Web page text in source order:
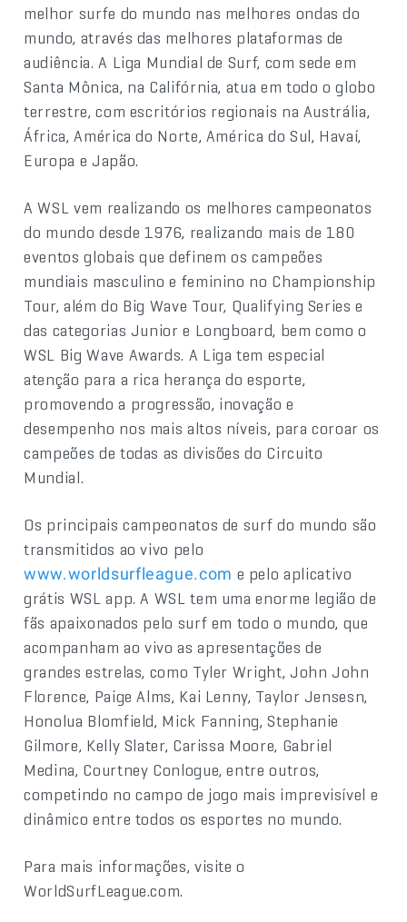
melhor surfe do mundo nas melhores ondas do
mundo, através das melhores plataformas de
audiência. A Liga Mundial de Surf, com sede em
Santa Mônica, na Califórnia, atua em todo o globo
terrestre, com escritórios regionais na Austrália,
África, América do Norte, América do Sul, Havaí,
Europa e Japão.
A WSL vem realizando os melhores campeonatos
do mundo desde 1976, realizando mais de 180
eventos globais que definem os campeões
mundiais masculino e feminino no Championship
Tour, além do Big Wave Tour, Qualifying Series e
das categorias Junior e Longboard, bem como o
WSL Big Wave Awards. A Liga tem especial
atenção para a rica herança do esporte,
promovendo a progressão, inovação e
desempenho nos mais altos níveis, para coroar os
campeões de todas as divisões do Circuito
Mundial.
Os principais campeonatos de surf do mundo são
transmitidos ao vivo pelo
www.worldsurfleague.com e pelo aplicativo
grátis WSL app. A WSL tem uma enorme legião de
fãs apaixonados pelo surf em todo o mundo, que
acompanham ao vivo as apresentações de
grandes estrelas, como Tyler Wright, John John
Florence, Paige Alms, Kai Lenny, Taylor Jensesn,
Honolua Blomfield, Mick Fanning, Stephanie
Gilmore, Kelly Slater, Carissa Moore, Gabriel
Medina, Courtney Conlogue, entre outros,
competindo no campo de jogo mais imprevisível e
dinâmico entre todos os esportes no mundo.
Para mais informações, visite o
WorldSurfLeague.com.